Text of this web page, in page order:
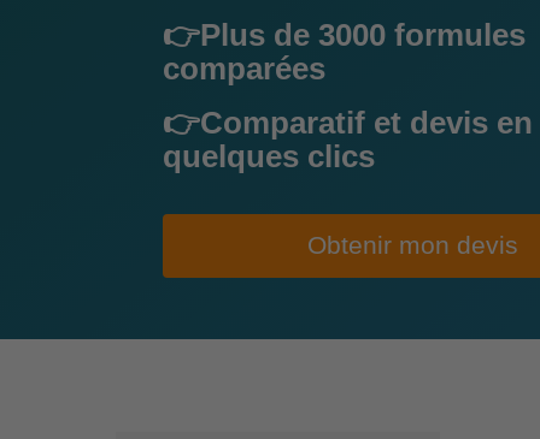
👉Plus de 3000 formules
comparées
👉Comparatif et devis en
quelques clics
Obtenir mon devis